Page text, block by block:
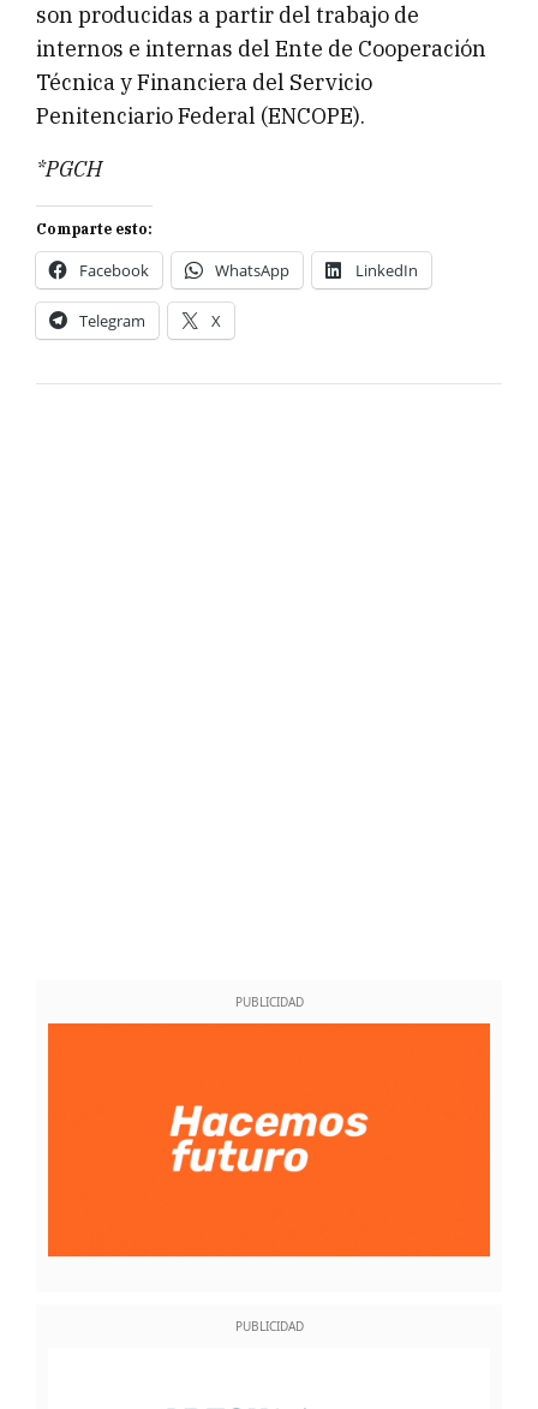
son producidas a partir del trabajo de
internos e internas del Ente de Cooperación
Técnica y Financiera del Servicio
Penitenciario Federal (ENCOPE).
*PGCH
Comparte esto:
Facebook WhatsApp LinkedIn
Telegram X